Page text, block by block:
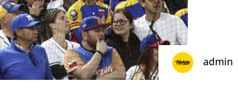
admin